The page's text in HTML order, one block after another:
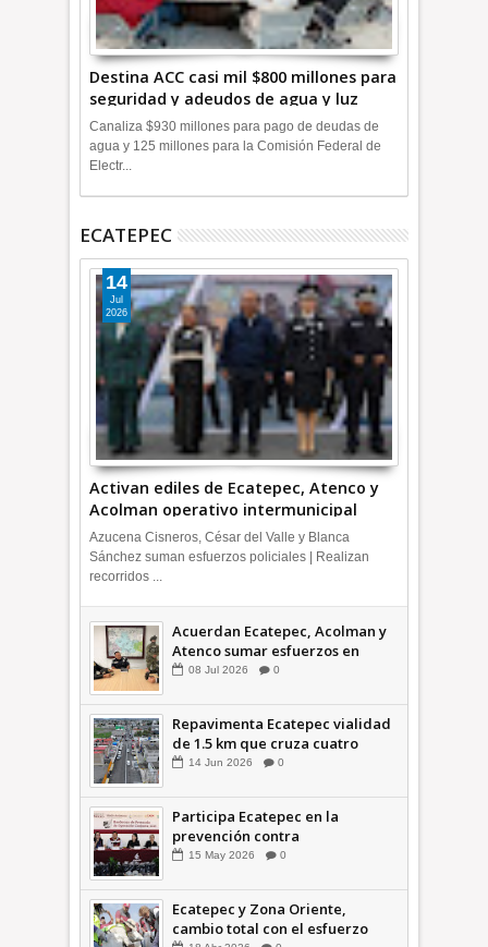
Destina ACC casi mil $800 millones para
seguridad y adeudos de agua y luz
+Video
Canaliza $930 millones para pago de deudas de
agua y 125 millones para la Comisión Federal de
Electr...
ECATEPEC
Activan ediles de Ecatepec, Atenco y
Acolman operativo intermunicipal
14
Jul
2026
Azucena Cisneros, César del Valle y Blanca
Sánchez suman esfuerzos policiales | Realizan
recorridos ...
Acuerdan Ecatepec, Acolman y
Atenco sumar esfuerzos en
seguridad
08 Jul 2026 0
Repavimenta Ecatepec vialidad
de 1.5 km que cruza cuatro
comunidades +Video
14 Jun 2026 0
Participa Ecatepec en la
prevención contra
inundaciones en el Valle de
15 May 2026 0
Ecatepec y Zona Oriente,
cambio total con el esfuerzo